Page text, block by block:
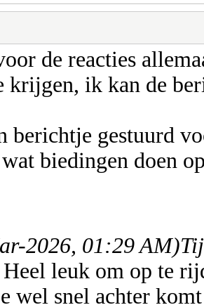
de reacties
krijgen, ik kan de
berichtje gestuurd
biedingen doen
2026, 01:29 AM)
leuk om op te
wel snel achter